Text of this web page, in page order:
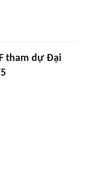
tham dự Đại